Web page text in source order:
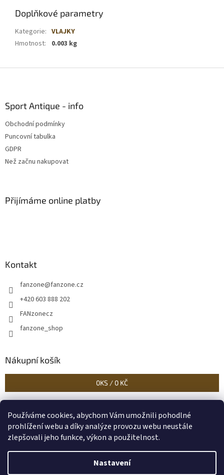
Používáme cookies, abychom Vám umožnili pohodlné
prohlížení webu a díky analýze provozu webu neustále
zlepšovali jeho funkce, výkon a použitelnost.
Nastavení
Doplňkové parametry
Kategorie: VLAJKY
Hmotnost: 0.003 kg
Sport Antique - info
Obchodní podmínky
Puncovní tabulka
GDPR
Než začnu nakupovat
Přijímáme online platby
Kontakt
fanzone@fanzone.cz
+420 603 888 202
FANzonecz
fanzone_shop
Nákupní košík
0KS / 0 KČ
Historické dokumenty Linoryty - nástěnky Blog Sportantique.cz
Vytvořil Shoptet